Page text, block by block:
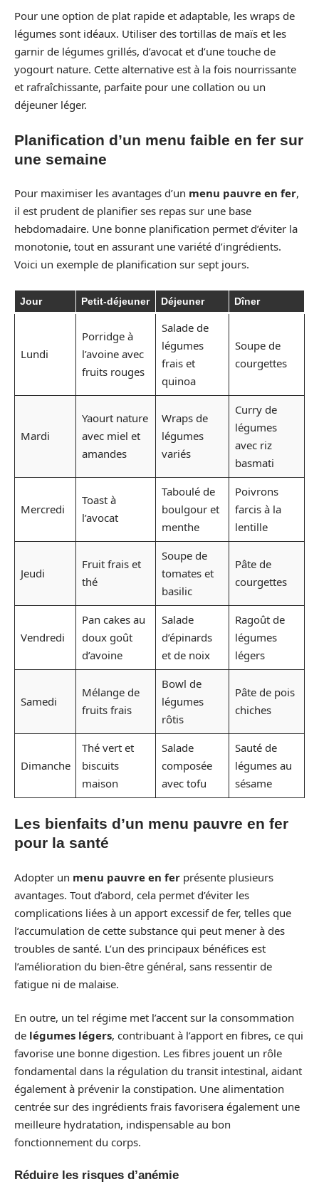
Pour une option de plat rapide et adaptable, les wraps de
légumes sont idéaux. Utiliser des tortillas de maïs et les
garnir de légumes grillés, d’avocat et d’une touche de
yogourt nature. Cette alternative est à la fois nourrissante
et rafraîchissante, parfaite pour une collation ou un
déjeuner léger.
Planification d’un menu faible en fer sur
une semaine
Pour maximiser les avantages d’un menu pauvre en fer,
il est prudent de planifier ses repas sur une base
hebdomadaire. Une bonne planification permet d’éviter la
monotonie, tout en assurant une variété d’ingrédients.
Voici un exemple de planification sur sept jours.
Jour Petit-déjeuner Déjeuner Dîner
Lundi
Porridge à
l’avoine avec
fruits rouges
Salade de
légumes
frais et
quinoa
Soupe de
courgettes
Mardi
Yaourt nature
avec miel et
amandes
Wraps de
légumes
variés
Curry de
légumes
avec riz
basmati
Mercredi
Toast à
l’avocat
Taboulé de
boulgour et
menthe
Poivrons
farcis à la
lentille
Jeudi
Fruit frais et
thé
Soupe de
tomates et
basilic
Pâte de
courgettes
Vendredi
Pan cakes au
doux goût
d’avoine
Salade
d’épinards
et de noix
Ragoût de
légumes
légers
Samedi
Mélange de
fruits frais
Bowl de
légumes
rôtis
Pâte de pois
chiches
Dimanche
Thé vert et
biscuits
maison
Salade
composée
avec tofu
Sauté de
légumes au
sésame
Les bienfaits d’un menu pauvre en fer
pour la santé
Adopter un menu pauvre en fer présente plusieurs
avantages. Tout d’abord, cela permet d’éviter les
complications liées à un apport excessif de fer, telles que
l’accumulation de cette substance qui peut mener à des
troubles de santé. L’un des principaux bénéfices est
l’amélioration du bien-être général, sans ressentir de
fatigue ni de malaise.
En outre, un tel régime met l’accent sur la consommation
de légumes légers, contribuant à l’apport en fibres, ce qui
favorise une bonne digestion. Les fibres jouent un rôle
fondamental dans la régulation du transit intestinal, aidant
également à prévenir la constipation. Une alimentation
centrée sur des ingrédients frais favorisera également une
meilleure hydratation, indispensable au bon
fonctionnement du corps.
Réduire les risques d’anémie